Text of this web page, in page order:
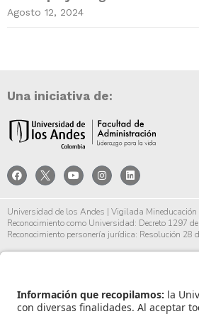
Agosto 12, 2024
Una iniciativa de:
Universidad de los Andes | Vigilada Mineducación
Reconocimiento como Universidad: Decreto 1297
Reconocimiento personería jurídica: Resolución 28